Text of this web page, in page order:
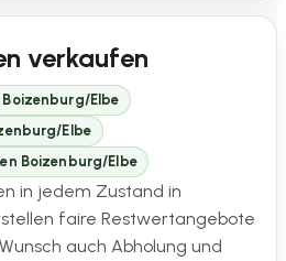
verkaufen
Elbe
Elbe
Boizenburg/Elbe
in jedem Zustand in
faire Restwertangebote
auch Abholung und